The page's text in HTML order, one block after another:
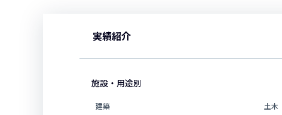
実績紹介
施設・用途別
建築
土木